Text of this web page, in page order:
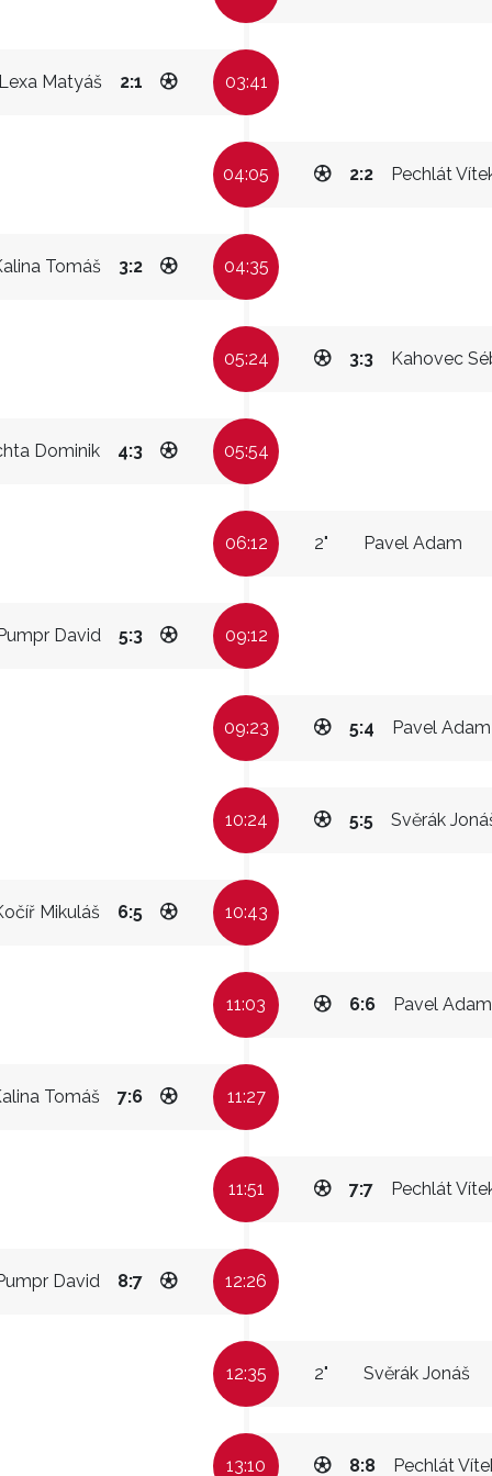
Matyáš 2:1 03:41
04:05 Pechlát
2:2
Tomáš 3:2 04:35
05:24 Kahovec
3:3
Dominik 4:3 05:54
06:12 Pavel Adam
2"
David 5:3 09:12
09:23 Pavel Adam
5:4
10:24 Svěrák
5:5
Mikuláš 6:5 10:43
11:03 Pavel Adam
6:6
Tomáš 7:6 11:27
11:51 Pechlát
7:7
David 8:7 12:26
12:35 Svěrák Jonáš
2"
13:10 Pechlát
8:8